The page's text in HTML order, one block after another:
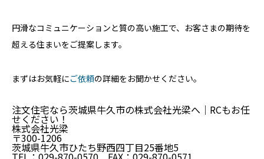
円滑なコミュニケーションと質の高い施工で、お客さまの期待を
超える住まいをご提案します。
まずはお気軽にご依頼の詳細をお聞かせください。
注文住宅なら茨城県牛久市の株式会社光梁へ｜RCもお任
せください！
株式会社光梁
〒300-1206
茨城県牛久市ひたち野西四丁目25番地5